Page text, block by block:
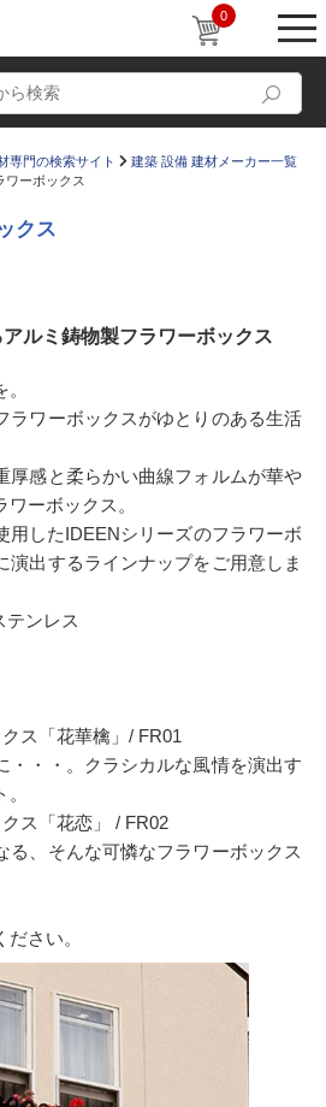
0
コラム
販売・施工代理店募集
専門の検索サイト
建築 設備 建材メーカー一覧
ワーボックス
クス
ルミ鋳物製フラワーボックス
ラワーボックスがゆとりのある生活
厚感と柔らかい曲線フォルムが華や
ーボックス。
用したIDEENシリーズのフラワーボ
演出するラインナップをご用意しま
テンレス
ス「花華檎」/ FR01
・・・。クラシカルな風情を演出す
ス「花恋」 / FR02
る、そんな可憐なフラワーボックス
さい。